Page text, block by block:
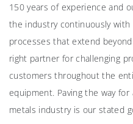
150 years of experience and
the industry continuously
processes that extend
right partner for challenging
customers throughout the
equipment. Paving the way
metals industry is our stated